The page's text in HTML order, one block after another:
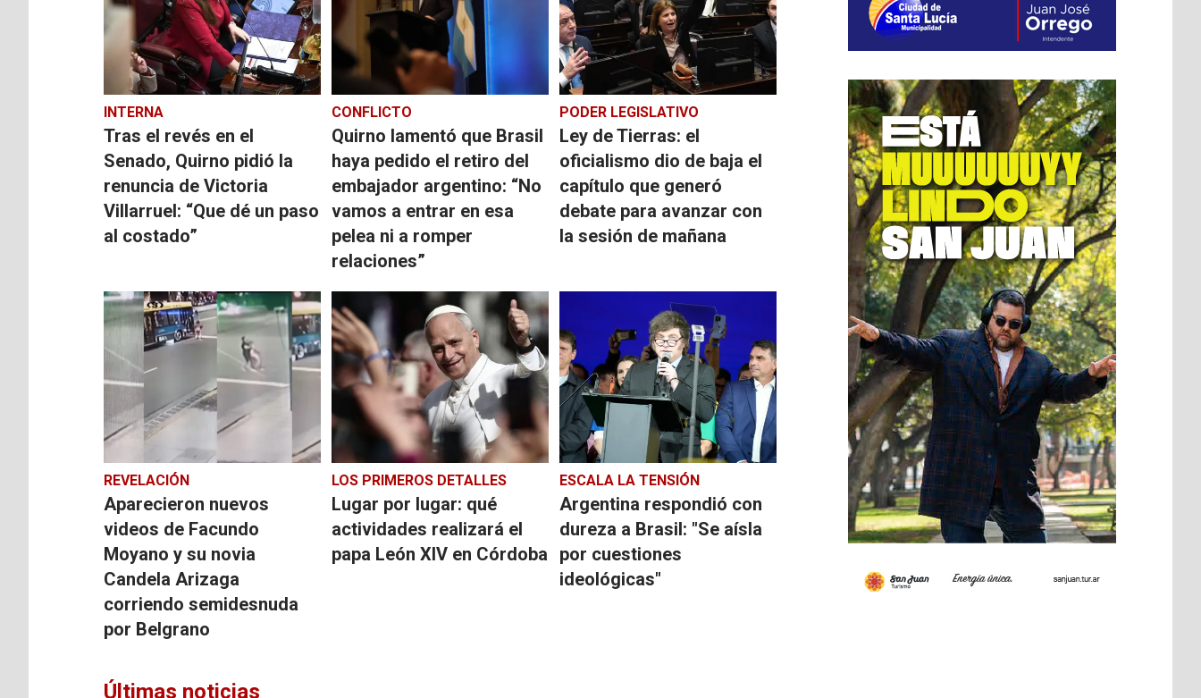
INTERNA
Tras el revés en el
Senado, Quirno pidió la
renuncia de Victoria
Villarruel: “Que dé un paso
al costado”
CONFLICTO
Quirno lamentó que Brasil
haya pedido el retiro del
embajador argentino: “No
vamos a entrar en esa
pelea ni a romper
relaciones”
PODER LEGISLATIVO
Ley de Tierras: el
oficialismo dio de baja el
capítulo que generó
debate para avanzar con
la sesión de mañana
REVELACIÓN
Aparecieron nuevos
videos de Facundo
Moyano y su novia
Candela Arizaga
corriendo semidesnuda
por Belgrano
LOS PRIMEROS DETALLES
Lugar por lugar: qué
actividades realizará el
papa León XIV en Córdoba
ESCALA LA TENSIÓN
Argentina respondió con
dureza a Brasil: "Se aísla
por cuestiones
ideológicas"
Últimas noticias